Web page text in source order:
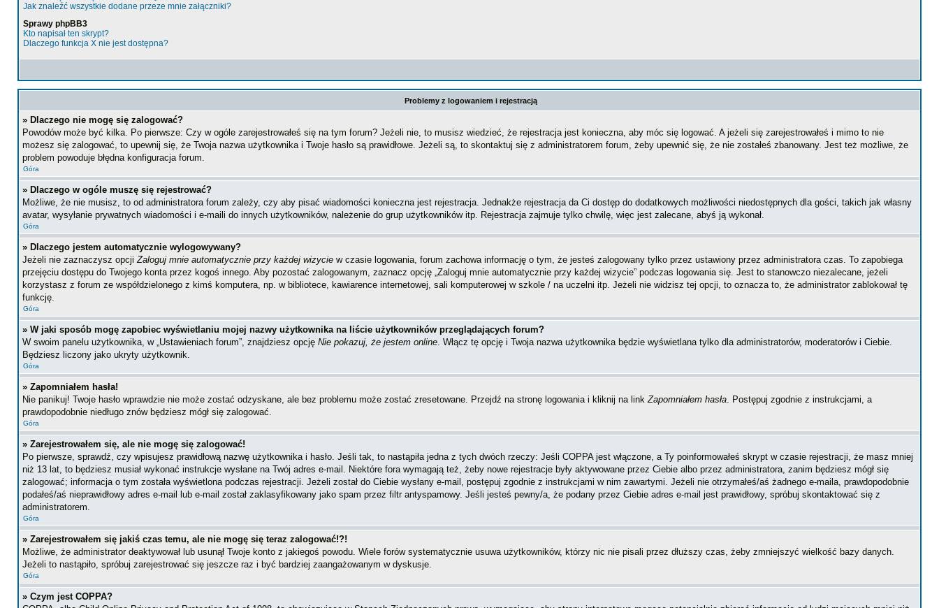
Jak znaleźć wszystkie dodane przeze mnie załączniki?
Sprawy phpBB3
Kto napisał ten skrypt?
Dlaczego funkcja X nie jest dostępna?
Problemy z logowaniem i rejestracją
» Dlaczego nie mogę się zalogować?
Powodów może być kilka. Po pierwsze: Czy w ogóle zarejestrowałeś się na tym forum? Jeżeli nie, to musisz wiedzieć, że rejestracja jest konieczna, aby móc się logować. A jeżeli się zarejestrowałeś i mimo to nie
możesz się zalogować, to upewnij się, że Twoja nazwa użytkownika i Twoje hasło są prawidłowe. Jeżeli są, to skontaktuj się z administratorem forum, żeby upewnić się, że nie zostałeś zbanowany. Jest też możliwe, że
problem powoduje błędna konfiguracja forum.
Góra
» Dlaczego w ogóle muszę się rejestrować?
Możliwe, że nie musisz, to od administratora forum zależy, czy aby pisać wiadomości konieczna jest rejestracja. Jednakże rejestracja da Ci dostęp do dodatkowych możliwości niedostępnych dla gości, takich jak własny
avatar, wysyłanie prywatnych wiadomości i e-maili do innych użytkowników, należenie do grup użytkowników itp. Rejestracja zajmuje tylko chwilę, więc jest zalecane, abyś ją wykonał.
Góra
» Dlaczego jestem automatycznie wylogowywany?
Jeżeli nie zaznaczysz opcjiZaloguj mnie automatycznie przy każdej wizycie w czasie logowania, forum zachowa informację o tym, że jesteś zalogowany tylko przez ustawiony przez administratora czas. To zapobiega
przejęciu dostępu do Twojego konta przez kogoś innego. Aby pozostać zalogowanym, zaznacz opcję „Zaloguj mnie automatycznie przy każdej wizycie” podczas logowania się. Jest to stanowczo niezalecane, jeżeli
korzystasz z forum ze współdzielonego z kimś komputera, np. w bibliotece, kawiarence internetowej, sali komputerowej w szkole / na uczelni itp. Jeżeli nie widzisz tej opcji, to oznacza to, że administrator zablokował tę
funkcję.
Góra
» W jaki sposób mogę zapobiec wyświetlaniu mojej nazwy użytkownika na liście użytkowników przeglądających forum?
W swoim panelu użytkownika, w „Ustawieniach forum”, znajdziesz opcję Nie pokazuj, że jestem online. Włącz tę opcję i Twoja nazwa użytkownika będzie wyświetlana tylko dla administratorów, moderatorów i Ciebie.
Będziesz liczony jako ukryty użytkownik.
Góra
» Zapomniałem hasła!
Nie panikuj! Twoje hasło wprawdzie nie może zostać odzyskane, ale bez problemu może zostać zresetowane. Przejdź na stronę logowania i kliknij na linkZapomniałem hasła. Postępuj zgodnie z instrukcjami, a
prawdopodobnie niedługo znów będziesz mógł się zalogować.
Góra
» Zarejestrowałem się, ale nie mogę się zalogować!
Po pierwsze, sprawdź, czy wpisujesz prawidłową nazwę użytkownika i hasło. Jeśli tak, to nastąpiła jedna z tych dwóch rzeczy: Jeśli COPPA jest włączone, a Ty poinformowałeś skrypt w czasie rejestracji, że masz mniej
niż 13 lat, to będziesz musiał wykonać instrukcje wysłane na Twój adres e-mail. Niektóre fora wymagają też, żeby nowe rejestracje były aktywowane przez Ciebie albo przez administratora, zanim będziesz mógł się
zalogować; informacja o tym została wyświetlona podczas rejestracji. Jeżeli został do Ciebie wysłany e-mail, postępuj zgodnie z instrukcjami w nim zawartymi. Jeżeli nie otrzymałeś/aś żadnego e-maila, prawdopodobnie
podałeś/aś nieprawidłowy adres e-mail lub e-mail został zaklasyfikowany jako spam przez filtr antyspamowy. Jeśli jesteś pewny/a, że podany przez Ciebie adres e-mail jest prawidłowy, spróbuj skontaktować się z
administratorem.
Góra
» Zarejestrowałem się jakiś czas temu, ale nie mogę się teraz zalogować!?!
Możliwe, że administrator deaktywował lub usunął Twoje konto z jakiegoś powodu. Wiele forów systematycznie usuwa użytkowników, którzy nic nie pisali przez dłuższy czas, żeby zmniejszyć wielkość bazy danych.
Jeżeli to nastąpiło, spróbuj zarejestrować się jeszcze raz i być bardziej zaangażowanym w dyskusje.
Góra
» Czym jest COPPA?